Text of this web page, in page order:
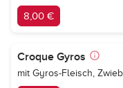
8,00 €
Croque Gyros
mit Gyros-Fleisch,